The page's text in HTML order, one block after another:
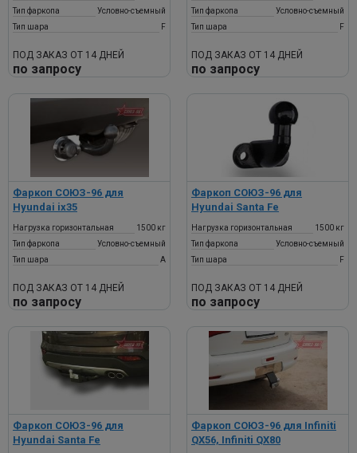
Тип фаркопа
Условно-съемный
Тип шара
F
ПОД ЗАКАЗ ОТ 14 ДНЕЙ
по запросу
Тип фаркопа
Условно-съемный
Тип шара
F
ПОД ЗАКАЗ ОТ 14 ДНЕЙ
по запросу
Фаркоп СОЮЗ-96 для
Hyundai ix35
Нагрузка горизонтальная
1500 кг
Тип фаркопа
Условно-съемный
Тип шара
A
ПОД ЗАКАЗ ОТ 14 ДНЕЙ
по запросу
Фаркоп СОЮЗ-96 для
Hyundai Santa Fe
Нагрузка горизонтальная
1500 кг
Тип фаркопа
Условно-съемный
Тип шара
F
ПОД ЗАКАЗ ОТ 14 ДНЕЙ
по запросу
Фаркоп СОЮЗ-96 для
Hyundai Santa Fe
Фаркоп СОЮЗ-96 для Infiniti
QX56, Infiniti QX80